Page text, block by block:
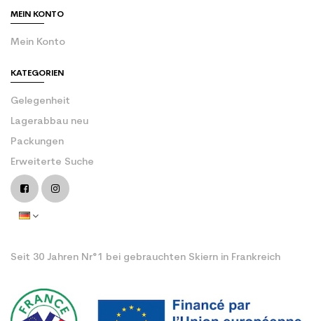
MEIN KONTO
Mein Konto
KATEGORIEN
Gelegenheit
Lagerabbau neu
Packungen
Erweiterte Suche
Seit 30 Jahren Nr°1 bei gebrauchten Skiern in Frankreich